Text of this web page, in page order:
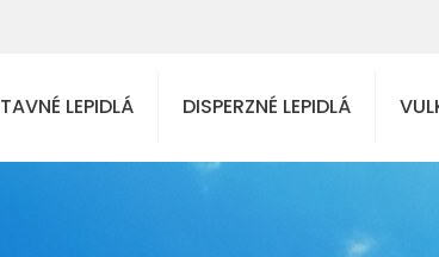
TAVNÉ LEPIDLÁ DISPERZNÉ LEPIDLÁ